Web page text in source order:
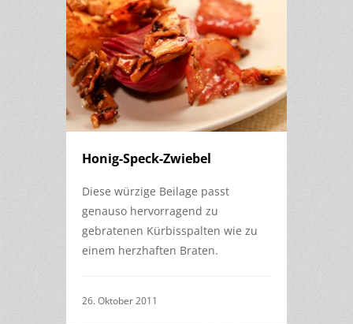
Honig-Speck-Zwiebel
Diese würzige Beilage passt
genauso hervorragend zu
gebratenen Kürbisspalten wie zu
einem herzhaften Braten.
26. Oktober 2011